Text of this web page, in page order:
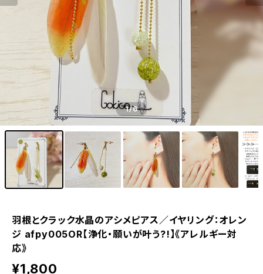
1/6
羽根とクラック水晶のアシメピアス／イヤリング：オレン
ジ afpy005OR【浄化・願いが叶う?!】《アレルギー対
応》
¥1,800